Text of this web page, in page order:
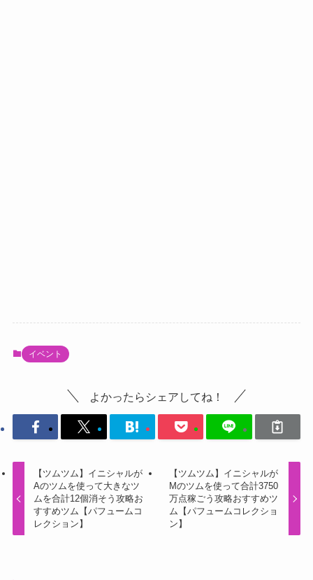
イベント
よかったらシェアしてね！
【ツムツム】イニシャルが
Aのツムを使って大きなツ
ムを合計12個消そう攻略お
すすめツム【パフュームコ
レクション】
【ツムツム】イニシャルが
Mのツムを使って合計3750
万点稼ごう攻略おすすめツ
ム【パフュームコレクショ
ン】